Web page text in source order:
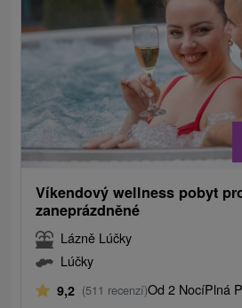
Víkendový wellness pobyt
zaneprázdněné
Lázně Lúčky
Lúčky
9,2 (511 recenzí)Od 2 NocíPlná